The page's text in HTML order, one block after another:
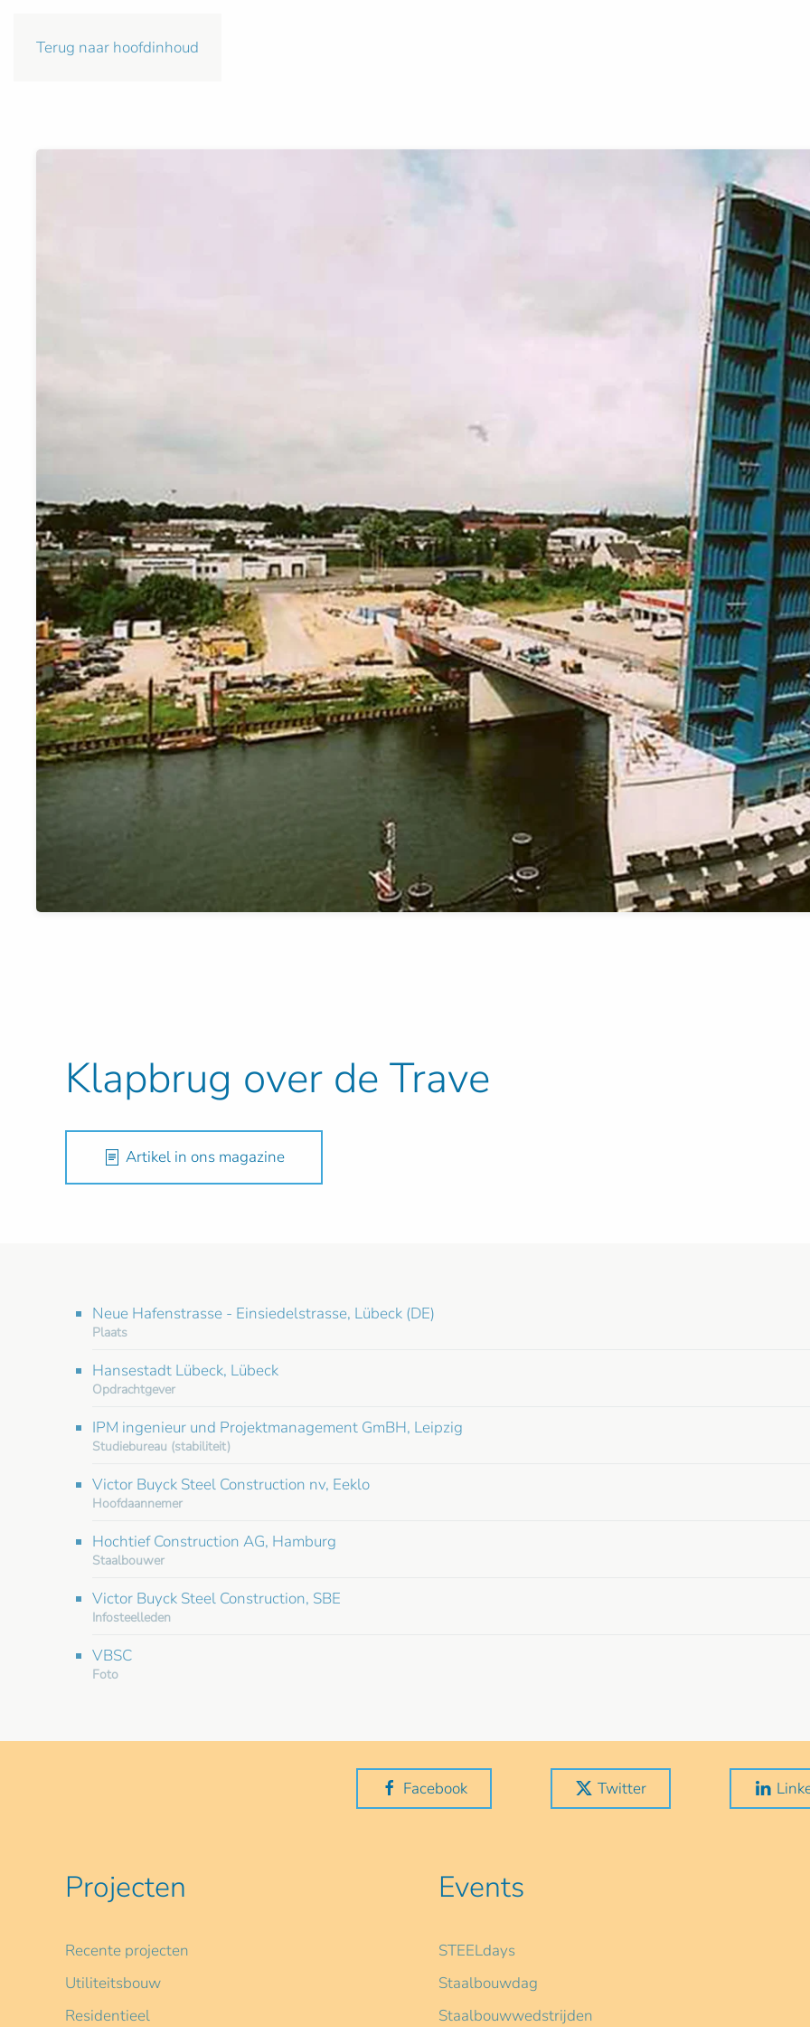
Terug naar hoofdinhoud
Klapbrug over de Trave
Artikel in ons magazine
Neue Hafenstrasse - Einsiedelstrasse, Lübeck (DE)
Plaats
Hansestadt Lübeck, Lübeck
Opdrachtgever
IPM ingenieur und Projektmanagement GmBH, Leipzig
Studiebureau (stabiliteit)
Victor Buyck Steel Construction nv, Eeklo
Hoofdaannemer
Hochtief Construction AG, Hamburg
Staalbouwer
Victor Buyck Steel Construction, SBE
Infosteelleden
VBSC
Foto
Facebook Twitter
Projecten
Recente projecten
Utiliteitsbouw
Residentieel
Events
STEELdays
Staalbouwdag
Staalbouwwedstrijden